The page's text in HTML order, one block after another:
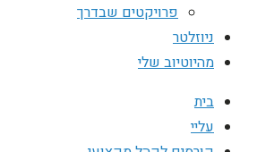
פרויקטים שבדרך
ניוזלטר
מהיוטיוב שלי
בית
עליי